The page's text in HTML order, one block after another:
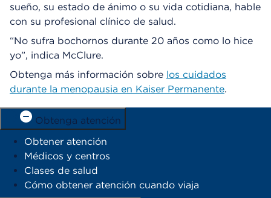
sueño, su estado de ánimo o su vida cotidiana, hable
con su profesional clínico de salud.
“No sufra bochornos durante 20 años como lo hice
yo”, indica McClure.
Obtenga más información sobre los cuidados
durante la menopausia en Kaiser Permanente.
Obtenga atención
Obtener atención
Médicos y centros
Clases de salud
Cómo obtener atención cuando viaja